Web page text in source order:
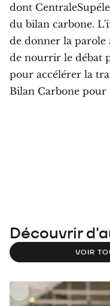
dont
du bilan carbone.
de donner la parole
de nourrir le débat
pour accélérer la
Bilan Carbone pour
Découvrir
VOIR